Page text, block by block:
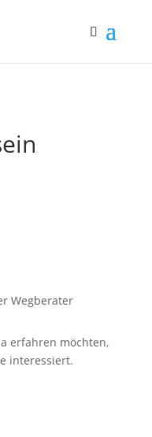
erfahren möchten,
interessiert.